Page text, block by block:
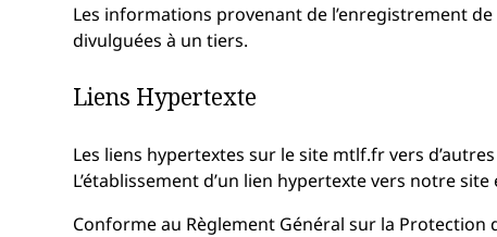
Les informations provenant de l’enregistrement
divulguées à un tiers.
Liens Hypertexte
Les liens hypertextes sur le site mtlf.fr vers
L’établissement d’un lien hypertexte vers notre
Conforme au Règlement Général sur la Protection